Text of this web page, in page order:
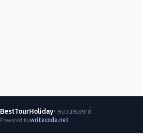
BestTourHoliday• สงวนลิขสิทธิ์
Powered bywritecode.net